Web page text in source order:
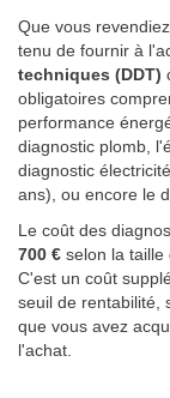
Que vous
tenu de fournir à
techniques (DDT)
obligatoires
performance
diagnostic plomb,
diagnostic
ans), ou encore le
Le coût des
700 € selon la taille
C'est un coût
seuil de rentabilité,
que vous avez
l'achat.